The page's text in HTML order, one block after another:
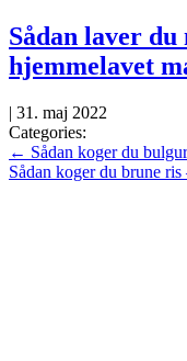
Skip
to
the
Sådan laver
hjemmelavet
| 31. maj 2022
Categories:
← Sådan koger du
Sådan koger du brune